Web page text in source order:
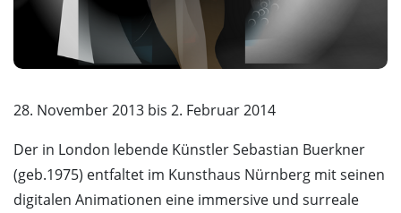
28. November 2013 bis 2. Februar 2014
Der in London lebende Künstler Sebastian Buerkner
(geb.1975) entfaltet im Kunsthaus Nürnberg mit seinen
digitalen Animationen eine immersive und surreale